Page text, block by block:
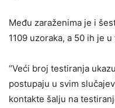
Među zaraženima je i
1109 uzoraka, a 50 ih je
“Veći broj testiranja
postupaju u svim
kontakte šalju na